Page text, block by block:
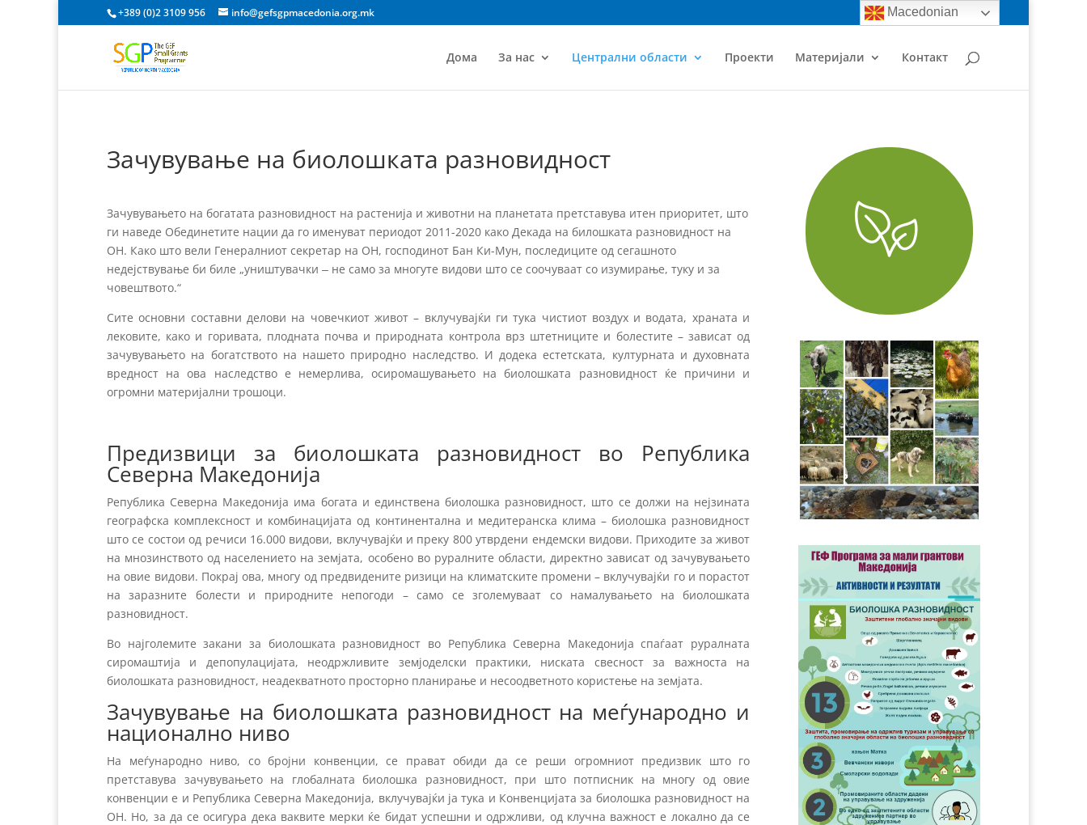
+389 (0)2 3109 956 info@gefsgpmacedonia.org.mk
Дома За нас Централни области Проекти Материјали Контакт
Зачувување на биолошката разновидност
Зачувувањето на богатата разновидност на растенија и животни на планетата претставува итен приоритет, што
ги наведе Обединетите нации да го именуват периодот 2011-2020 како Декада на билошката разновидност на
ОН. Како што вели Генералниот секретар на ОН, господинот Бан Ки-Мун, последиците од сегашното
недејствување би биле „уништувачки ‒ не само за многуте видови што се соочуваат со изумирање, туку и за
човештвото.“
Сите основни составни делови на човечкиот живот – вклучувајќи ги тука чистиот воздух и водата, храната и
лековите, како и горивата, плодната почва и природната контрола врз штетниците и болестите – зависат од
зачувувањето на богатството на нашето природно наследство. И додека естетската, културната и духовната
вредност на ова наследство е немерлива, осиромашувањето на биолошката разновидност ќе причини и
огромни материјални трошоци.
Предизвици за биолошката разновидност во Република
Северна Македонија
Република Северна Македонија има богата и единствена биолошка разновидност, што се должи на нејзината
географска комплексност и комбинацијата од континентална и медитеранска клима – биолошка разновидност
што се состои од речиси 16.000 видови, вклучувајќи и преку 800 утврдени ендемски видови. Приходите за живот
на мнозинството од населението на земјата, особено во руралните области, директно зависат од зачувувањето
на овие видови. Покрај ова, многу од предвидените ризици на климатските промени – вклучувајќи го и порастот
на заразните болести и природните непогоди – само се зголемуваат со намалувањето на биолошката
разновидност.
Во најголемите закани за биолошката разновидност во Република Северна Македонија спаѓаат руралната
сиромаштија и депопулацијата, неодржливите земјоделски практики, ниската свесност за важноста на
биолошката разновидност, неадекватното просторно планирање и несоодветното користење на земјата.
Зачувување на биолошката разновидност на меѓународно и
национално ниво
На меѓународно ниво, со бројни конвенции, се прават обиди да се реши огромниот предизвик што го
претставува зачувувањето на глобалната биолошка разновидност, при што потписник на многу од овие
конвенции е и Република Северна Македонија, вклучувајќи ја тука и Конвенцијата за биолошка разновидност на
ОН. Но, за да се осигура дека ваквите мерки ќе бидат успешни и одржливи, од клучна важност е локално да се
Macedonian